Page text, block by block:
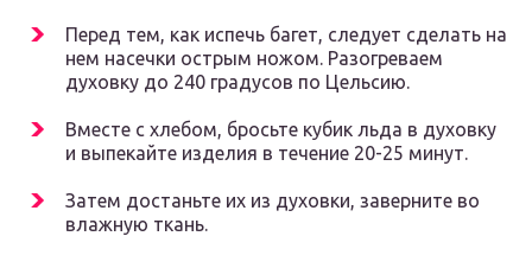
Перед тем, как испечь багет, следует сделать на
нем насечки острым ножом. Разогреваем
духовку до 240 градусов по Цельсию.
Вместе с хлебом, бросьте кубик льда в духовку
и выпекайте изделия в течение 20-25 минут.
Затем достаньте их из духовки, заверните во
влажную ткань.